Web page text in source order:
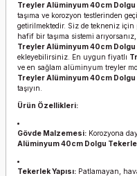
Treyler Alüminyum 40cm
taşıma ve korozyon testlerinden
getirilmektedir. Siz de tekneniz
hafif bir taşıma sistemi arıyorsanız,
Treyler Alüminyum 40cm
ekleyebilirsiniz. En uygun fiyatlı
ve en sağlam alüminyum treyler
Treyler Alüminyum 40cm
taşıyın.
Ürün Özellikleri:
Gövde Malzemesi: Korozyona
Alüminyum 40cm Dolgu
Tekerlek Yapısı: Patlamayan,